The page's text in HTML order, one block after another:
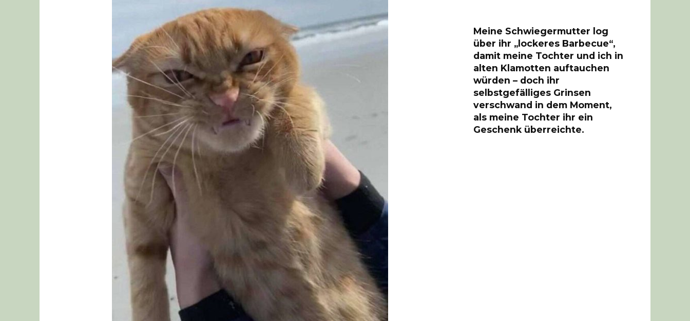
Meine Schwiegermutter log
über ihr „lockeres Barbecue“,
damit meine Tochter und ich in
alten Klamotten auftauchen
würden – doch ihr
selbstgefälliges Grinsen
verschwand in dem Moment,
als meine Tochter ihr ein
Geschenk überreichte.